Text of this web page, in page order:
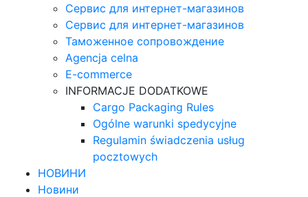
Сервис для интернет-магазинов
Сервис для интернет-магазинов
Таможенное сопровождение
Agencja celna
E-commerce
INFORMACJE DODATKOWE
Cargo Packaging Rules
Ogólne warunki spedycyjne
Regulamin świadczenia usług
pocztowych
НОВИНИ
Новини